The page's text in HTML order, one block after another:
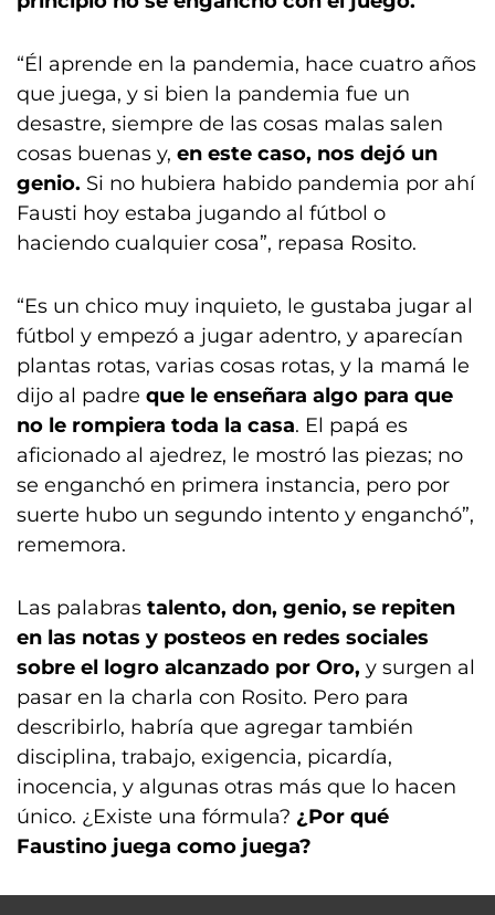
“Él aprende en la pandemia, hace cuatro años
que juega, y si bien la pandemia fue un
desastre, siempre de las cosas malas salen
cosas buenas y, en este caso, nos dejó un
genio. Si no hubiera habido pandemia por ahí
Fausti hoy estaba jugando al fútbol o
haciendo cualquier cosa”, repasa Rosito.
“Es un chico muy inquieto, le gustaba jugar al
fútbol y empezó a jugar adentro, y aparecían
plantas rotas, varias cosas rotas, y la mamá le
dijo al padre que le enseñara algo para que
no le rompiera toda la casa. El papá es
aficionado al ajedrez, le mostró las piezas; no
se enganchó en primera instancia, pero por
suerte hubo un segundo intento y enganchó”,
rememora.
Las palabras talento, don, genio, se repiten
en las notas y posteos en redes sociales
sobre el logro alcanzado por Oro, y surgen al
pasar en la charla con Rosito. Pero para
describirlo, habría que agregar también
disciplina, trabajo, exigencia, picardía,
inocencia, y algunas otras más que lo hacen
único. ¿Existe una fórmula? ¿Por qué
Faustino juega como juega?